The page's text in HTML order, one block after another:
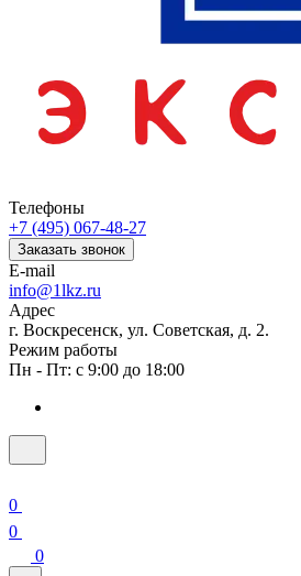
Телефоны
+7 (495) 067-48-27
Заказать звонок
E-mail
info@1lkz.ru
Адрес
г. Воскресенск, ул. Советская, д. 2.
Режим работы
Пн - Пт: с 9:00 до 18:00
0
0
0